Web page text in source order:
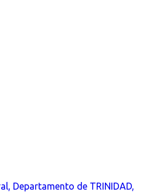
Departamento de TRINIDAD,